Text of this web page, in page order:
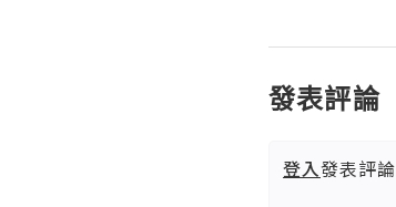
發表評論
登入發表評論